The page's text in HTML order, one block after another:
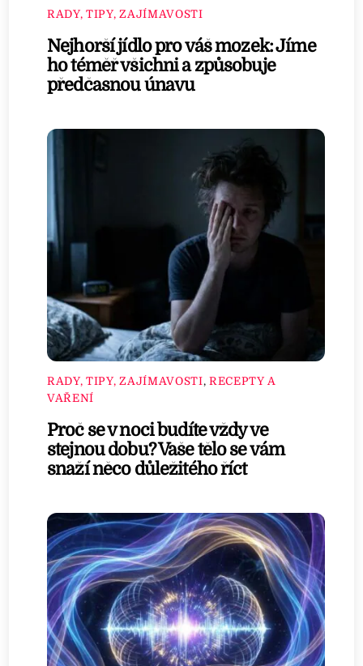
RADY, TIPY, ZAJÍMAVOSTI
Nejhorší jídlo pro váš mozek: Jíme
ho téměř všichni a způsobuje
předčasnou únavu
RADY, TIPY, ZAJÍMAVOSTI, RECEPTY A
VAŘENÍ
Proč se v noci budíte vždy ve
stejnou dobu? Vaše tělo se vám
snaží něco důležitého říct